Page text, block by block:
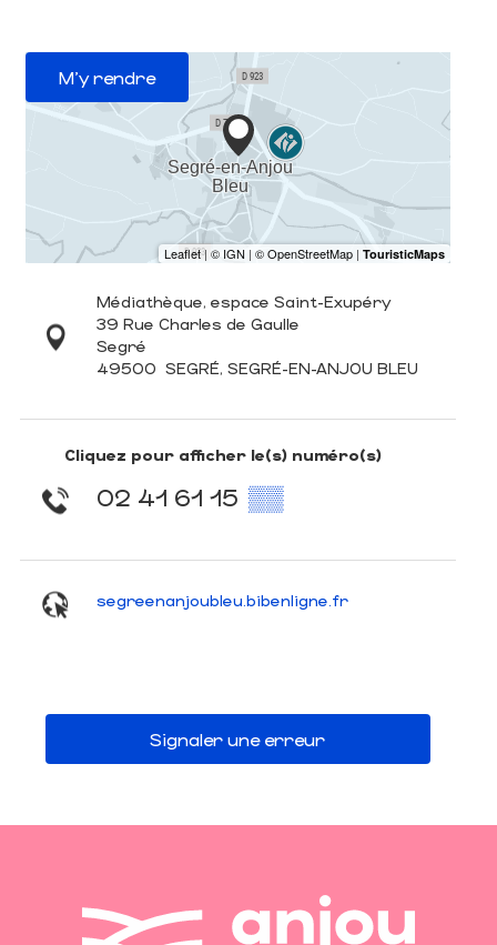
M'y rendre
Médiathèque, espace Saint-Exupéry
39 Rue Charles de Gaulle
Segré
49500 SEGRÉ, SEGRÉ-EN-ANJOU BLEU
Cliquez pour afficher le(s) numéro(s)
02 41 61 15 ▒▒
segreenanjoubleu.bibenligne.fr
Signaler une erreur